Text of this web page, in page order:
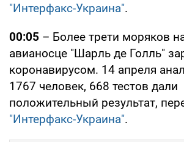
"Интерфакс-Украина".
00:05 – Более трети моряков
авианосце "Шарль де Голль"
коронавирусом. 14 апреля
1767 человек, 668 тестов дали
положительный результат,
"Интерфакс-Украина".